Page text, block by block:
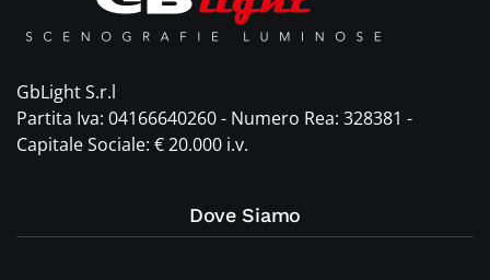
GbLight S.r.l
Partita Iva: 04166640260 - Numero Rea: 328381 -
Capitale Sociale: € 20.000 i.v.
Dove Siamo